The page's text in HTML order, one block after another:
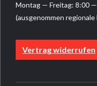
Montag — Freitag: 8:00
(ausgenommen regionale
Vertrag widerrufen